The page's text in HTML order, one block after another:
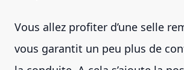
Vous allez profiter d’une selle
vous garantit un peu plus de